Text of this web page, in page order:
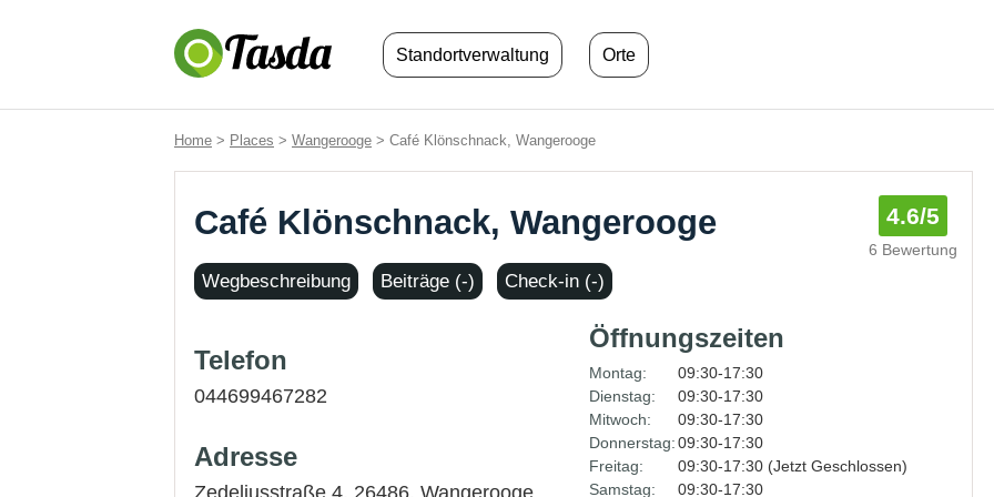
Standortverwaltung Orte
Home > Places > Wangerooge > Café Klönschnack, Wangerooge
Café Klönschnack, Wangerooge 4.6/5
6 Bewertung
Wegbeschreibung Beiträge (-) Check-in (-)
Telefon
044699467282
Adresse
Zedeliusstraße 4, 26486, Wangerooge
Öffnungszeiten
Montag:
09:30-17:30
Dienstag:
09:30-17:30
Mitwoch:
09:30-17:30
Donnerstag:09:30-17:30
Freitag:
09:30-17:30 (Jetzt Geschlossen)
Samstag:
09:30-17:30